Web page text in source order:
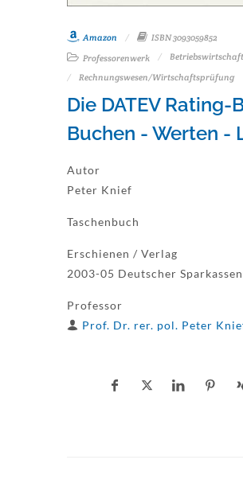
Amazon
ISBN 3093059852
Professorenwerk
Rechnungswesen/Wirtschaftsprüfung
Die DATEV Rating-
Buchen - Werten -
Autor
Peter Knief
Taschenbuch
Erschienen / Verlag
2003-05 Deutscher
Professor
Prof. Dr. rer. pol. Peter